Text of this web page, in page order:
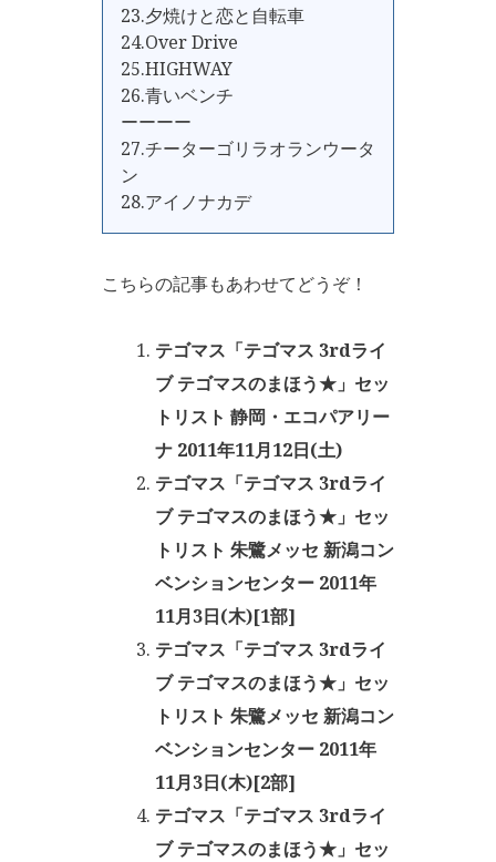
23.夕焼けと恋と自転車
24.Over Drive
25.HIGHWAY
26.青いベンチ
ーーーー
27.チーターゴリラオランウータ
ン
28.アイノナカデ
こちらの記事もあわせてどうぞ！
テゴマス「テゴマス 3rdライ
ブ テゴマスのまほう★」セッ
トリスト 静岡・エコパアリー
ナ 2011年11月12日(土)
テゴマス「テゴマス 3rdライ
ブ テゴマスのまほう★」セッ
トリスト 朱鷺メッセ 新潟コン
ベンションセンター 2011年
11月3日(木)[1部]
テゴマス「テゴマス 3rdライ
ブ テゴマスのまほう★」セッ
トリスト 朱鷺メッセ 新潟コン
ベンションセンター 2011年
11月3日(木)[2部]
テゴマス「テゴマス 3rdライ
ブ テゴマスのまほう★」セッ